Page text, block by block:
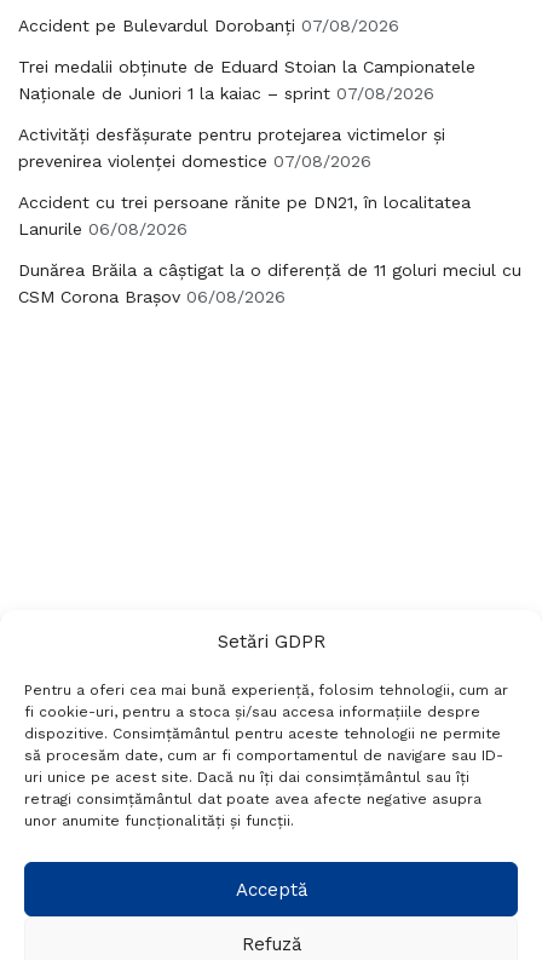
Setări GDPR
Pentru a oferi cea mai bună experiență, folosim tehnologii, cum ar
fi cookie-uri, pentru a stoca și/sau accesa informațiile despre
dispozitive. Consimțământul pentru aceste tehnologii ne permite
să procesăm date, cum ar fi comportamentul de navigare sau ID-
uri unice pe acest site. Dacă nu îți dai consimțământul sau îți
retragi consimțământul dat poate avea afecte negative asupra
unor anumite funcționalități și funcții.
Acceptă
Refuză
Accident pe Bulevardul Dorobanți 07/08/2026
Trei medalii obținute de Eduard Stoian la Campionatele
Naționale de Juniori 1 la kaiac – sprint 07/08/2026
Activități desfășurate pentru protejarea victimelor și
prevenirea violenței domestice 07/08/2026
Accident cu trei persoane rănite pe DN21, în localitatea
Lanurile 06/08/2026
Dunărea Brăila a câștigat la o diferență de 11 goluri meciul cu
CSM Corona Brașov 06/08/2026
Termeni si conditii
Politică de confidențialitate
Politica cookies
Setări GDPR
+40 788 760 194